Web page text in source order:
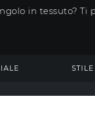
in tessuto? Ti
STILE